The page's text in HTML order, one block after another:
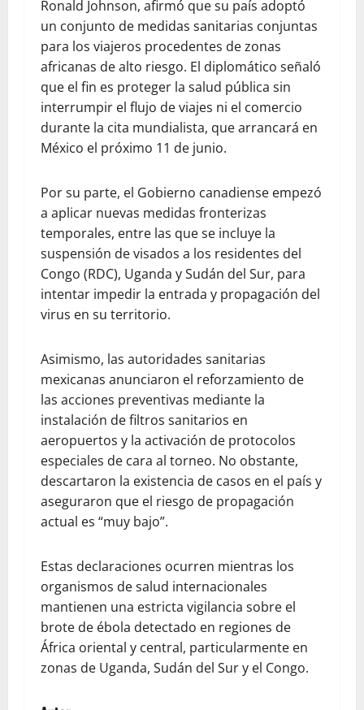
Ronald Johnson, afirmó que su país adoptó
un conjunto de medidas sanitarias conjuntas
para los viajeros procedentes de zonas
africanas de alto riesgo. El diplomático señaló
que el fin es proteger la salud pública sin
interrumpir el flujo de viajes ni el comercio
durante la cita mundialista, que arrancará en
México el próximo 11 de junio.
Por su parte, el Gobierno canadiense empezó
a aplicar nuevas medidas fronterizas
temporales, entre las que se incluye la
suspensión de visados a los residentes del
Congo (RDC), Uganda y Sudán del Sur, para
intentar impedir la entrada y propagación del
virus en su territorio.
Asimismo, las autoridades sanitarias
mexicanas anunciaron el reforzamiento de
las acciones preventivas mediante la
instalación de filtros sanitarios en
aeropuertos y la activación de protocolos
especiales de cara al torneo. No obstante,
descartaron la existencia de casos en el país y
aseguraron que el riesgo de propagación
actual es “muy bajo”.
Estas declaraciones ocurren mientras los
organismos de salud internacionales
mantienen una estricta vigilancia sobre el
brote de ébola detectado en regiones de
África oriental y central, particularmente en
zonas de Uganda, Sudán del Sur y el Congo.